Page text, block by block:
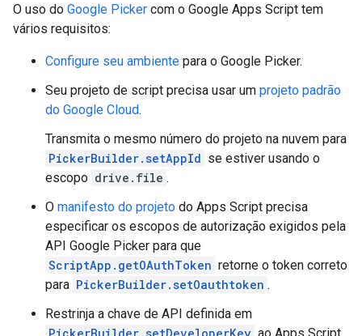
O uso do Google Picker com o Google Apps Script tem
vários requisitos:
Configure seu ambiente para o Google Picker.
Seu projeto de script precisa usar um projeto padrão
do Google Cloud.
Transmita o mesmo número do projeto na nuvem para
PickerBuilder.setAppId se estiver usando o
escopo drive.file .
O manifesto do projeto do Apps Script precisa
especificar os escopos de autorização exigidos pela
API Google Picker para que
ScriptApp.getOAuthToken retorne o token correto
para PickerBuilder.setOauthtoken .
Restrinja a chave de API definida em